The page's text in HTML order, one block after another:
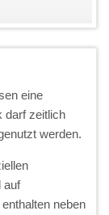
eine
darf zeitlich
werden.
auf
neben